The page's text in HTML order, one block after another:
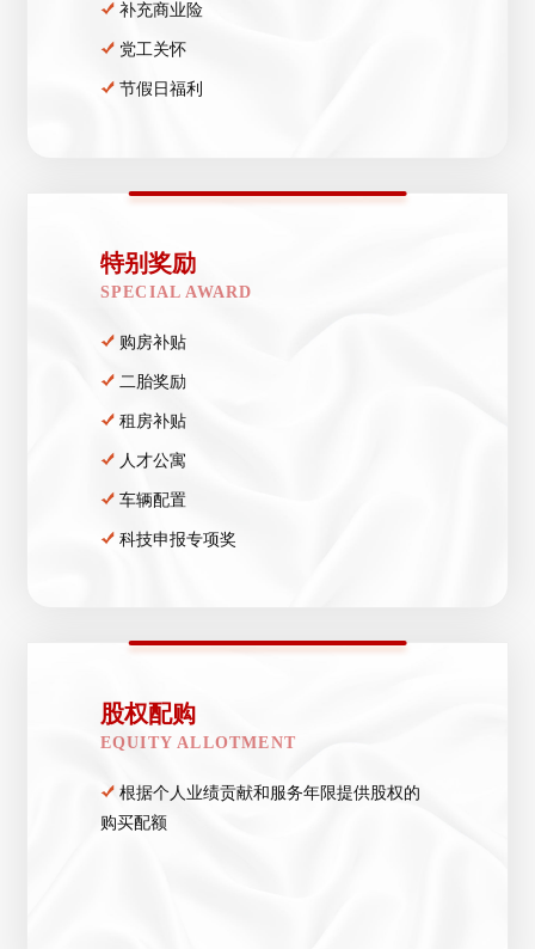
补充商业险
党工关怀
节假日福利
特别奖励
SPECIAL AWARD
购房补贴
二胎奖励
租房补贴
人才公寓
车辆配置
科技申报专项奖
股权配购
EQUITY ALLOTMENT
根据个人业绩贡献和服务年限提供股权的
购买配额